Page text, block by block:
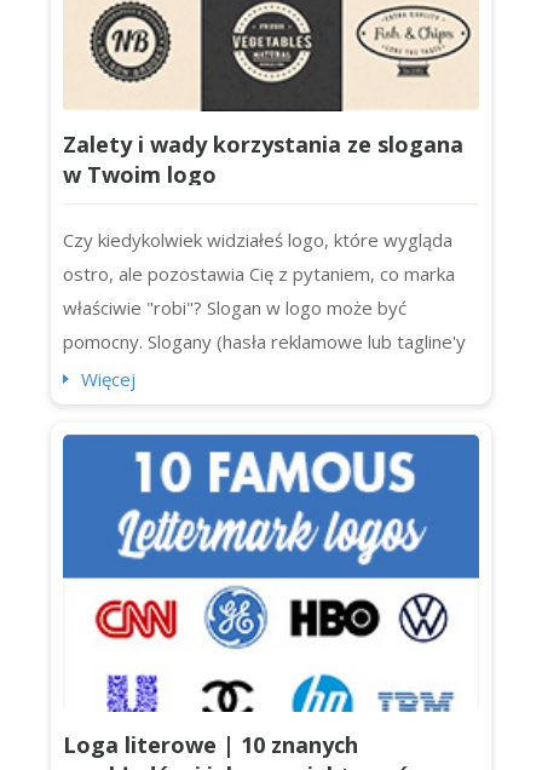
Zalety i wady korzystania ze slogana
w Twoim logo
Czy kiedykolwiek widziałeś logo, które wygląda
ostro, ale pozostawia Cię z pytaniem, co marka
właściwie "robi"? Slogan w logo może być
pomocny. Slogany (hasła reklamowe lub tagline'y
logo) dodają jasności, osobowości (i odrobinę
nie każde logo potrzebuje slogana. Czasami hasło
tylko miesza przekaz lub zatłacza projekt. Jeśli
tworzysz tożsamość mark...
Więcej
Loga literowe | 10 znanych